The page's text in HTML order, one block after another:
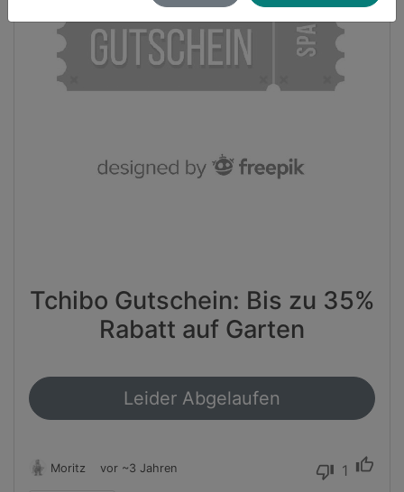
Tchibo Gutschein: Bis zu 35%
Rabatt auf Garten
Leider Abgelaufen
Moritz vor ~3 Jahren thumb_down 1 thumb_up